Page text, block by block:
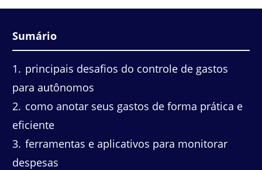
Sumário
1
principais desafios do controle de gastos
para autônomos
2 como anotar seus gastos de forma prática e
eficiente
3 ferramentas e aplicativos para monitorar
despesas